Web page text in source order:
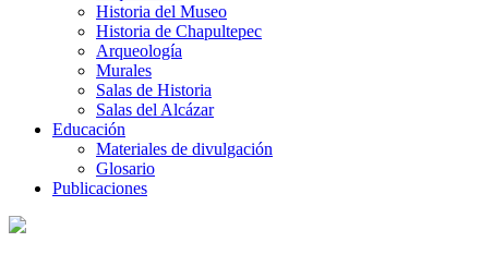
Historia del Museo
Historia de Chapultepec
Arqueología
Murales
Salas de Historia
Salas del Alcázar
Educación
Materiales de divulgación
Glosario
Publicaciones